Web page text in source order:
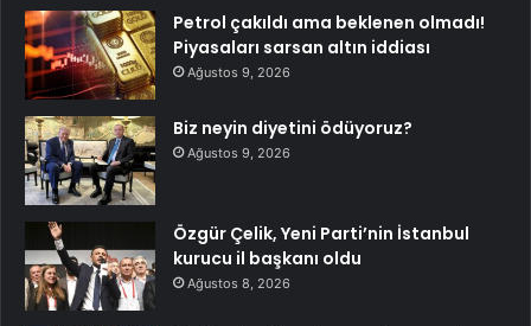
Petrol çakıldı ama beklenen olmadı!
Piyasaları sarsan altın iddiası
Ağustos 9, 2026
Biz neyin diyetini ödüyoruz?
Ağustos 9, 2026
Özgür Çelik, Yeni Parti’nin İstanbul
kurucu il başkanı oldu
Ağustos 8, 2026